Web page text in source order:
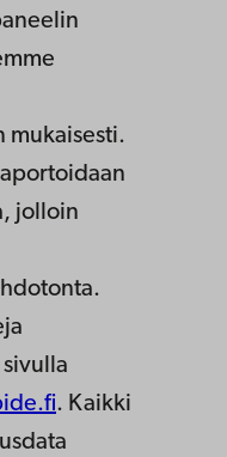
mukaisesti.
jolloin
. Kaikki